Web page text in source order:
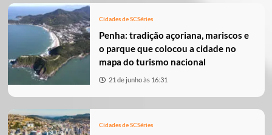
Cidades de SCSéries
Penha: tradição açoriana, mariscos e
o parque que colocou a cidade no
mapa do turismo nacional
21 de junho às 16:31
Cidades de SCSéries